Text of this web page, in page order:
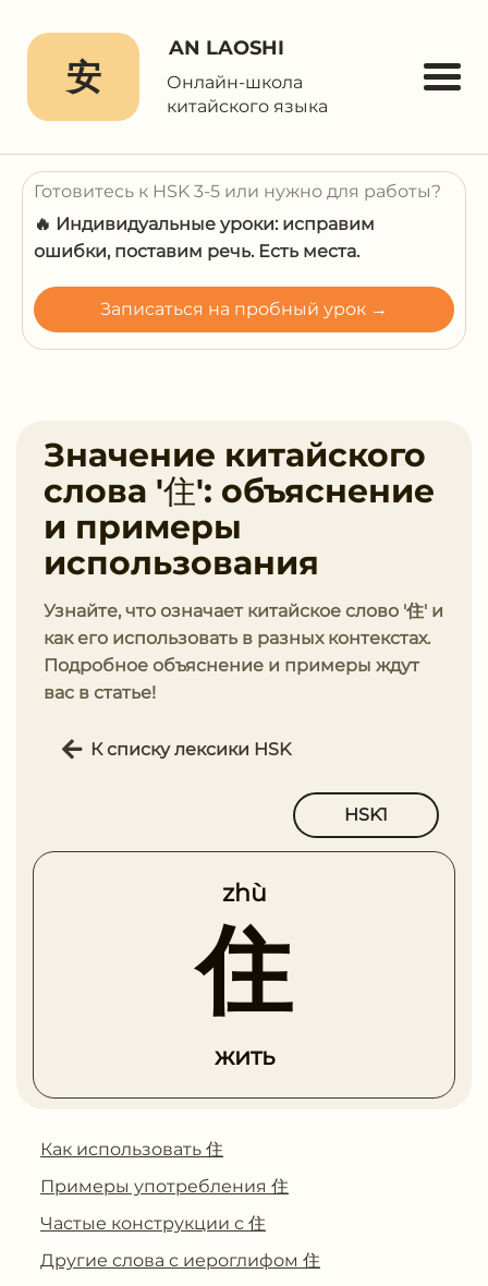
安
AN LAOSHI
Онлайн-школа
китайского языка
Готовитесь к HSK 3-5 или нужно для работы?
🔥 Индивидуальные уроки: исправим
ошибки, поставим речь. Есть места.
Записаться на пробный урок →
Значение китайского
слова '住': объяснение
и примеры
использования
Узнайте, что означает китайское слово '住' и
как его использовать в разных контекстах.
Подробное объяснение и примеры ждут
вас в статье!
К списку лексики HSK
HSK1
zhù
住
жить
Как использовать 住
Примеры употребления 住
Частые конструкции с 住
Другие слова с иероглифом 住